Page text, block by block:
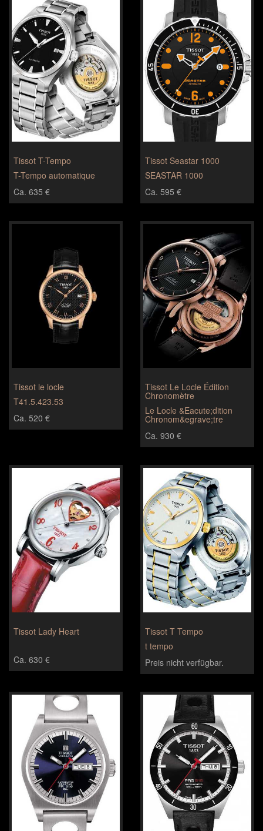
Tissot T-Tempo
T-Tempo automatique
Ca. 635 €
Tissot Seastar 1000
SEASTAR 1000
Ca. 595 €
Tissot le locle
T41.5.423.53
Ca. 520 €
Tissot Le Locle Édition
Chronomètre
Le Locle &Eacute;dition
Chronom&egrave;tre
Ca. 930 €
Tissot Lady Heart
Ca. 630 €
Tissot T Tempo
t tempo
Preis nicht verfügbar.